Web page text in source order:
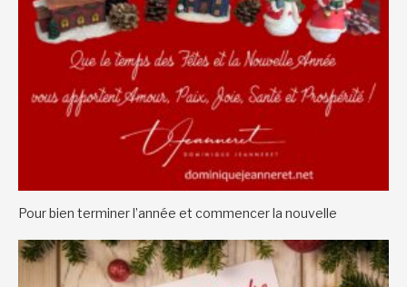
Pour bien terminer l’année et commencer la nouvelle